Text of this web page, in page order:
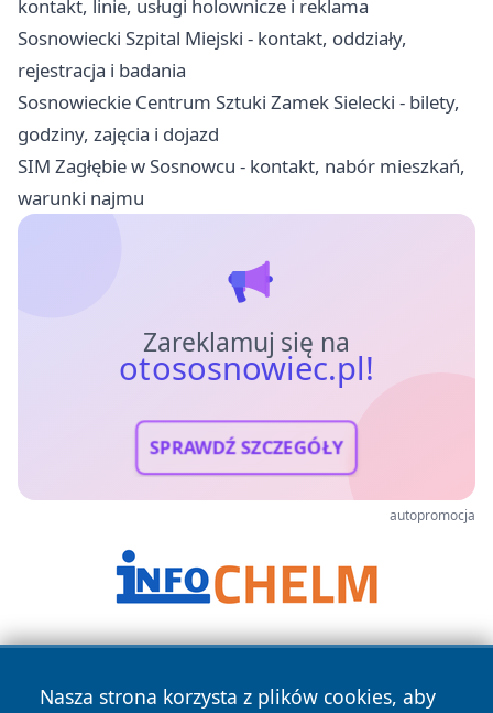
kontakt, linie, usługi holownicze i reklama
Sosnowiecki Szpital Miejski - kontakt, oddziały,
rejestracja i badania
Sosnowieckie Centrum Sztuki Zamek Sielecki - bilety,
godziny, zajęcia i dojazd
SIM Zagłębie w Sosnowcu - kontakt, nabór mieszkań,
warunki najmu
Zareklamuj się na
otososnowiec.pl!
SPRAWDŹ SZCZEGÓŁY
autopromocja
Nasza strona korzysta z plików cookies, aby